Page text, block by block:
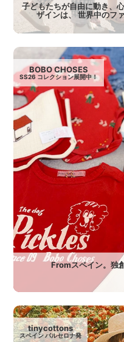
子どもたちが自由に動き、
ザインは、 世界中のフ
BOBO CHOSES
SS26 コレクション展開中！
Fromスペイン。独
tinycottons
スペイン バルセロナ発